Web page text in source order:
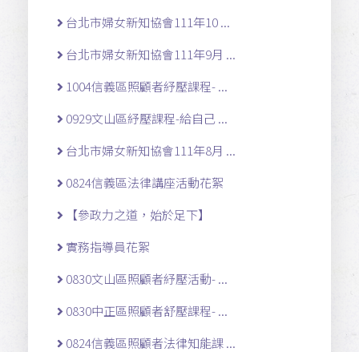
台北市婦女新知協會111年10 ...
台北市婦女新知協會111年9月 ...
1004信義區照顧者紓壓課程- ...
0929文山區紓壓課程-給自己 ...
台北市婦女新知協會111年8月 ...
0824信義區法律講座活動花絮
【參政力之道，始於足下】
實務指導員花絮
0830文山區照顧者紓壓活動- ...
0830中正區照顧者舒壓課程- ...
0824信義區照顧者法律知能課 ...